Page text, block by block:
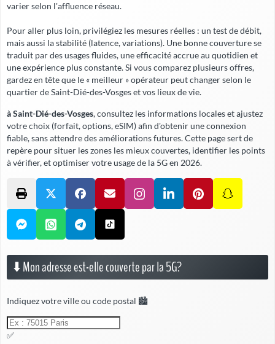
varier selon l'affluence réseau.
Pour aller plus loin, privilégiez les mesures réelles : un test de débit,
mais aussi la stabilité (latence, variations). Une bonne couverture se
traduit par des usages fluides, uneefficacité accrueau quotidien et
une expérience plus constante. Si vous comparez plusieurs offres,
gardez en tête que le « meilleur » opérateur peut changer selon le
quartier de Saint-Dié-des-Vosges et vos lieux de vie.
à Saint-Dié-des-Vosges, consultez les informations locales et ajustez
votre choix (forfait, options, eSIM) afin d'obtenir une connexion
fiable,sans attendredes améliorations futures. Cette page sert de
repère pour situer les zones les mieux couvertes, identifier les points
à vérifier, et optimiser votre usage de la 5G en 2026.
⬇️ Mon adresse est-elle couverte par la 5G?
Indiquez votre ville ou code postal 🏙️
✅